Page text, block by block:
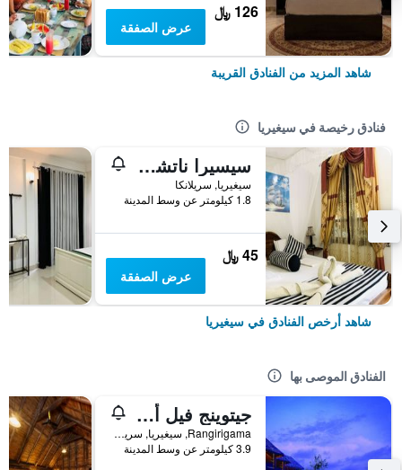
126 ﷼
عرض الصفقة
شاهد المزيد من الفنادق القريبة
فنادق رخيصة في سيغيريا
سيسيرا ناتشورال لودج
سيغيريا, سريلانكا
1.8 كيلومتر عن وسط المدينة
45 ﷼
عرض الصفقة
شاهد أرخص الفنادق في سيغيريا
الفنادق الموصى بها
جيتوينج فيل أويانا، إيه لاكشري ريزيرف
Rangirigama, سيغيريا, سريلانكا
3.9 كيلومتر عن وسط المدينة